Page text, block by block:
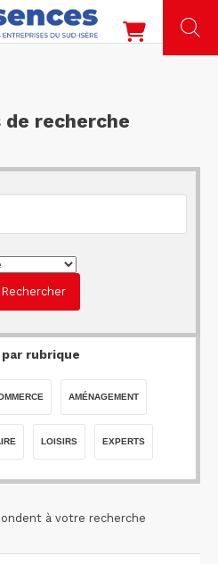
recherche
rubrique
AMÉNAGEMENT
LOISIRS EXPERTS
à votre recherche